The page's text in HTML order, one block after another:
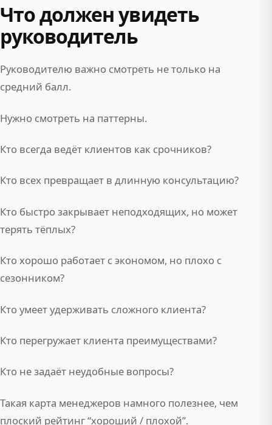
Что должен увидеть
руководитель
Руководителю важно смотреть не только на
средний балл.
Нужно смотреть на паттерны.
Кто всегда ведёт клиентов как срочников?
Кто всех превращает в длинную консультацию?
Кто быстро закрывает неподходящих, но может
терять тёплых?
Кто хорошо работает с экономом, но плохо с
сезонником?
Кто умеет удерживать сложного клиента?
Кто перегружает клиента преимуществами?
Кто не задаёт неудобные вопросы?
Такая карта менеджеров намного полезнее, чем
плоский рейтинг “хороший / плохой”.